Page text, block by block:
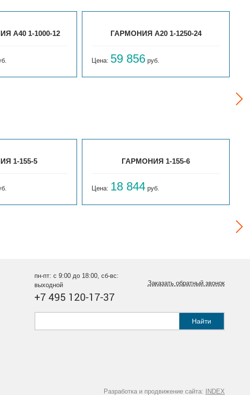
А40 1-1000-12 ГАРМОНИЯ А20 1-1250-24
Цена: 59 856 руб.
1-155-5 ГАРМОНИЯ 1-155-6
Цена: 18 844 руб.
пн-пт: с 9:00 до 18:00, сб-вс:
выходной
+7 495 120-17-37
Заказать обратный звонок
Найти
Разработка и продвижение сайта: INDEX